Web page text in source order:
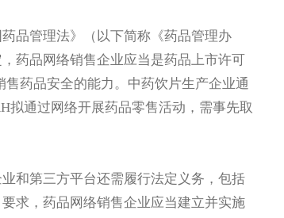
品管理法》（以下简称《药品管理办
药品网络销售企业应当是药品上市许可
药品安全的能力。中药饮片生产企业通
拟通过网络开展药品零售活动，需事先取
和第三方平台还需履行法定义务，包括
求，药品网络销售企业应当建立并实施